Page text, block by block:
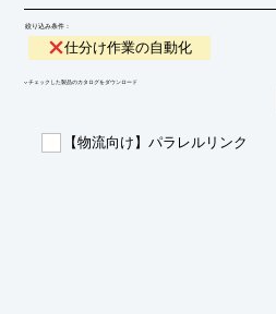
絞り込み条件：
仕分け作業の自動化
​▼チェックした製品のカタログをダウンロード
【物流向け】パラレルリンク